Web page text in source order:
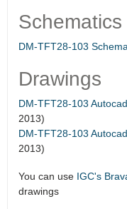
Schematics
DM-TFT28-103
Drawings
DM-TFT28-103
2013)
DM-TFT28-103
2013)
You can use IGC's
drawings